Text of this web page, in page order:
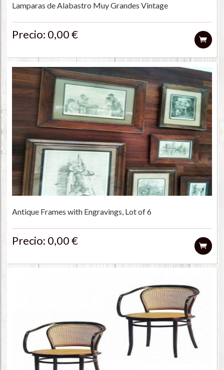
Lamparas de Alabastro Muy Grandes Vintage
Precio: 0,00 €
Antique Frames with Engravings, Lot of 6
Precio: 0,00 €